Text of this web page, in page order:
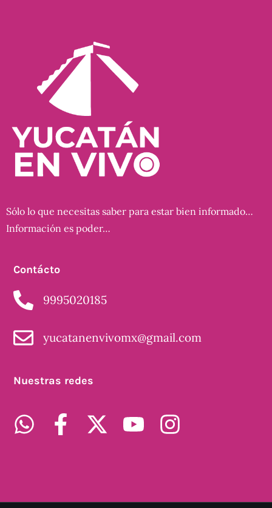
Sólo lo que necesitas saber para estar bien informado…
Información es poder…
Contácto
9995020185
yucatanenvivomx@gmail.com
Nuestras redes